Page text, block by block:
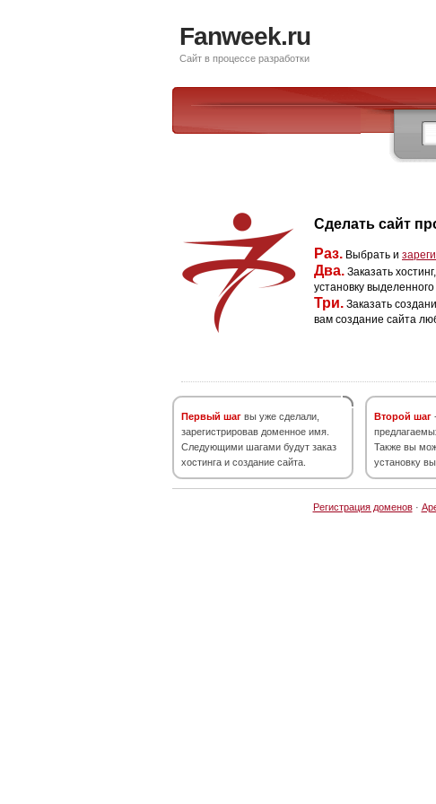
Fanweek.ru
Сайт в процессе разработки
Сделать сайт
Раз. Выбрать и
Два. Заказать
установку
Три. Заказать
вам создание сайта
Первый шаг вы уже сделали,
зарегистрировав доменное имя.
Следующими шагами будут заказ
хостинга и создание сайта.
Второй шаг
Также вы
установку
Регистрация доменов·